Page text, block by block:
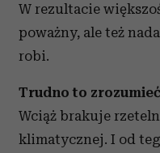
W rezultacie
poważny, ale też
robi.
Trudno to
Wciąż brakuje
klimatycznej. I od